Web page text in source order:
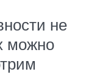
не
можно